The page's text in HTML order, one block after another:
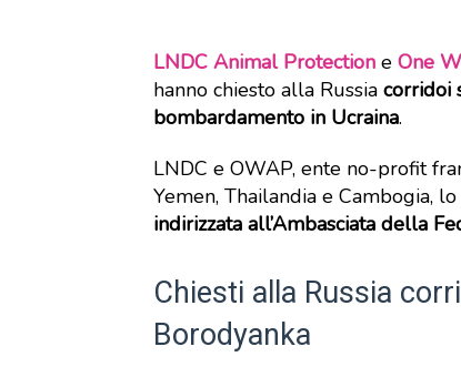
LNDC Animal Protection e One
hanno chiesto alla Russia corridoi
bombardamento in Ucraina.
LNDC e OWAP, ente no-profit
Yemen, Thailandia e Cambogia,
indirizzata all’Ambasciata della
Chiesti alla Russia
Borodyanka